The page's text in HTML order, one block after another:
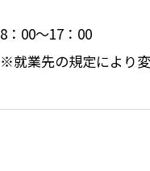
8：00～17：00
※就業先の規定により